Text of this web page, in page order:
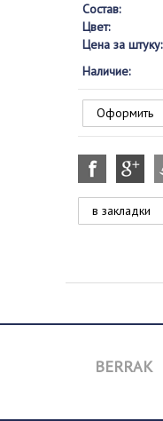
Состав:
Цвет:
Цена за штуку:
Наличие:
Оформить
в закладки
BERRAK